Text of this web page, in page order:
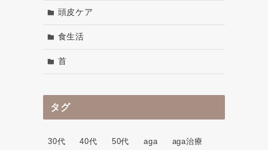
頭皮ケア
食生活
首
タグ
30代 40代 50代 aga aga治療